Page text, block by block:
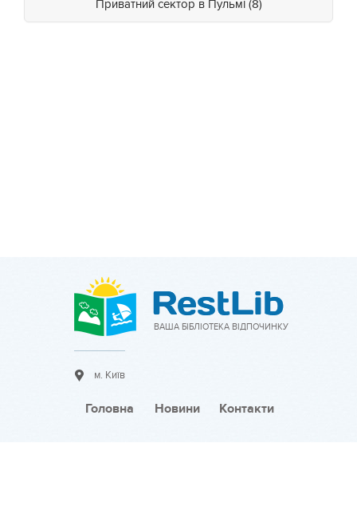
Приватний сектор в Пульмі (8)
ВАША БІБЛІОТЕКА ВІДПОЧИНКУ
м. Київ
Головна Новини Контакти